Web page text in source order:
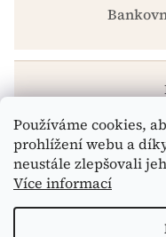
Používáme cookies,
prohlížení webu a
neustále zlepšovali
Více informací
Zásilkovna ·